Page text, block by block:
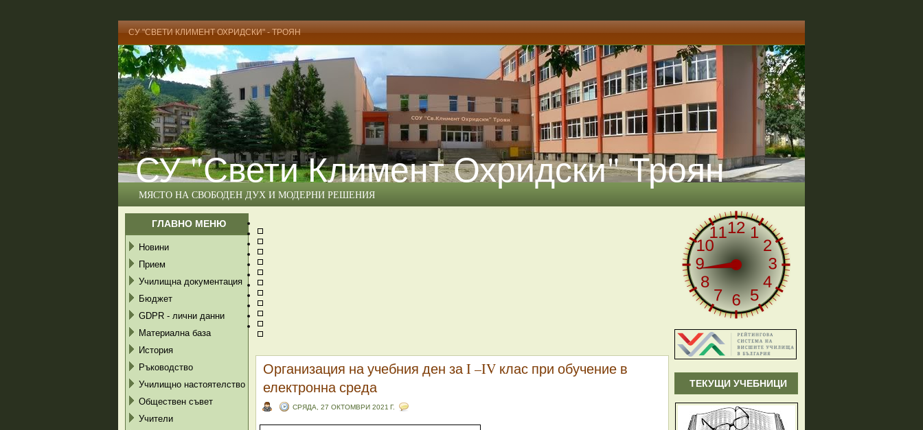
СУ "СВЕТИ КЛИМЕНТ ОХРИДСКИ" - ТРОЯН
СУ "Свети Климент Охридски" Троян
МЯСТО НА СВОБОДЕН ДУХ И МОДЕРНИ РЕШЕНИЯ
ГЛАВНО МЕНЮ
Новини
Прием
Училищна документация
Бюджет
GDPR - лични данни
Материална база
История
Ръководство
Училищно настоятелство
Обществен съвет
Учители
Организация на учебния ден за I –IV клас при обучение в
електронна среда
СРЯДА, 27 ОКТОМВРИ 2021 Г.
ТЕКУЩИ УЧЕБНИЦИ